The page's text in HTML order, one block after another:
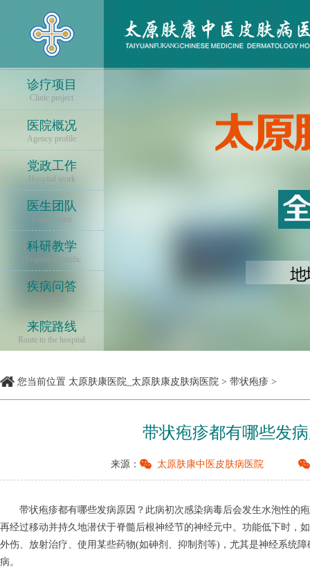
诊疗项目
Clinic project
医院概况
Agency profile
党政工作
Hospital work
医生团队
Expert team
科研教学
Hospital scientific
疾病问答
Q illness
来院路线
Route to the hospital
您当前位置 太原肤康医院_太原肤康皮肤病医院 > 带状疱疹 >
带状疱疹都有哪些发
来源： 太原肤康中医皮肤病医院
带状疱疹都有哪些发病原因？此病初次感染病毒后会发生水泡性的
再经过移动并持久地潜伏于脊髓后根神经节的神经元中。功能低下时，
外伤、放射治疗、使用某些药物(如砷剂、抑制剂等)，尤其是神经系统
病。